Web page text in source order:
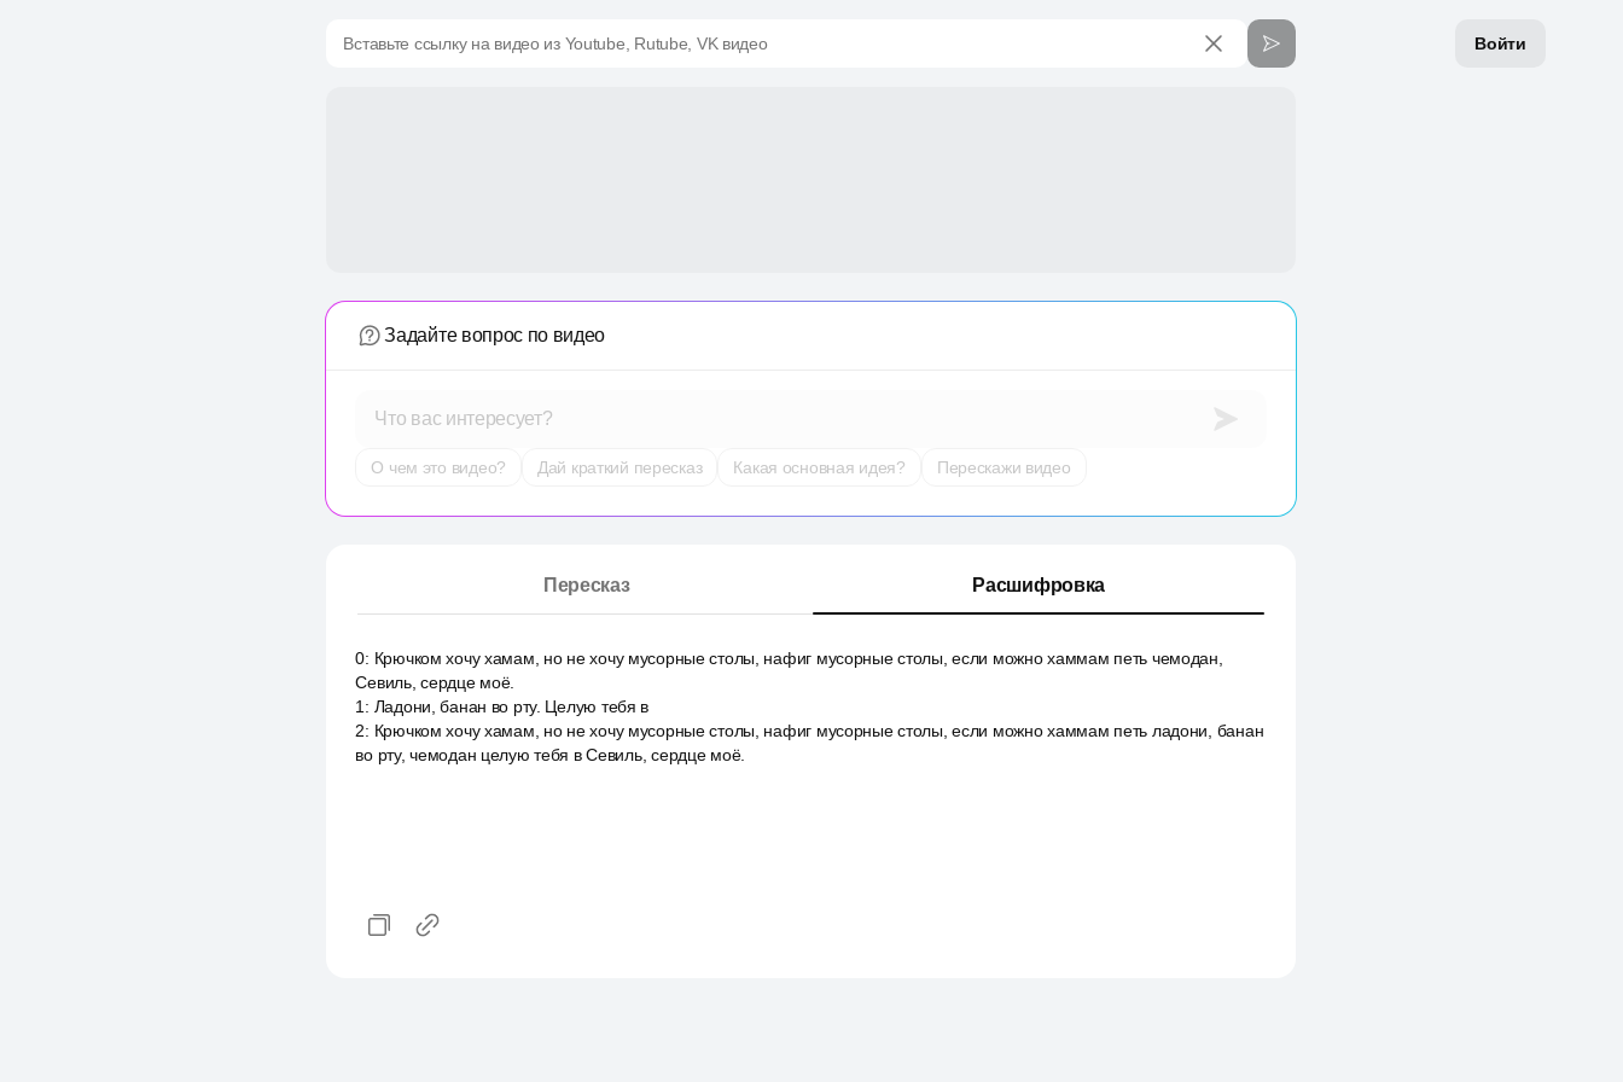
Войти
Вставьте ссылку на видео из Youtube, Rutube, VK видео
Задайте вопрос по видео
Что вас интересует?
О чем это видео? Дай краткий пересказ Какая основная идея? Перескажи видео
Пересказ Расшифровка
0: Крючком хочу хамам, но не хочу мусорные столы, нафиг мусорные столы, если можно хаммам петь чемодан,
Севиль, сердце моё.
1 : Ладони, банан во рту. Целую тебя в
2: Крючком хочу хамам, но не хочу мусорные столы, нафиг мусорные столы, если можно хаммам петь ладони, банан
во рту, чемодан целую тебя в Севиль, сердце моё.